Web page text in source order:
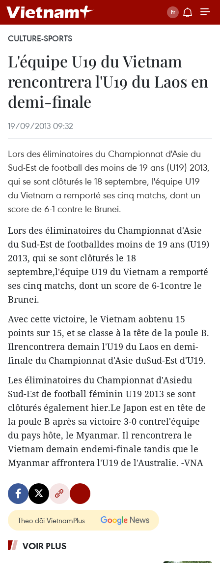
CULTURE-SPORTS
L'équipe U19 du Vietnam
rencontrera l'U19 du Laos en
demi-finale
19/09/2013 09:32
Lors des éliminatoires du Championnat d'Asie du
Sud-Est de football des moins de 19 ans (U19) 2013,
qui se sont clôturés le 18 septembre, l'équipe U19
du Vietnam a remporté ses cinq matchs, dont un
score de 6-1 contre le Brunei.
Lors des éliminatoires du Championnat d'Asie
du Sud-Est de footballdes moins de 19 ans (U19)
2013, qui se sont clôturés le 18
septembre,l'équipe U19 du Vietnam a remporté
ses cinq matchs, dont un score de 6-1contre le
Brunei.
Avec cette victoire, le Vietnam aobtenu 15
points sur 15, et se classe à la tête de la poule B.
Ilrencontrera demain l'U19 du Laos en demi-
finale du Championnat d'Asie duSud-Est d'U19.
Les éliminatoires du Championnat d'Asiedu
Sud-Est de football féminin U19 2013 se sont
clôturés également hier.Le Japon est en tête de
la poule B après sa victoire 3-0 contrel'équipe
du pays hôte, le Myanmar. Il rencontrera le
Vietnam demain endemi-finale tandis que le
Myanmar affrontera l'U19 de l'Australie. -VNA
Theo dõi VietnamPlus
VOIR PLUS